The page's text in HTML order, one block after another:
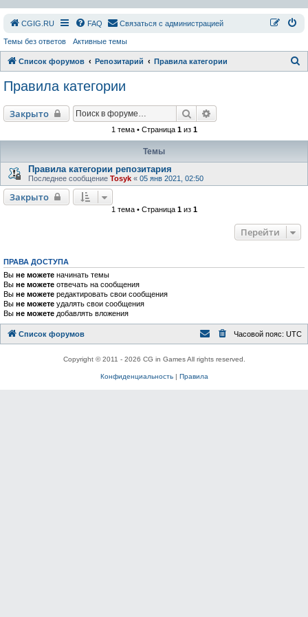
СGIG.RU FAQ Связаться с администрацией
Темы без ответов Активные темы
Список форумов Репозитарий Правила категории
Правила категории
Закрыто Поиск
1 тема • Страница 1из 1
Темы
Правила категории репозитария
Последнее сообщение Tosyk « 05 янв 2021, 02:50
Закрыто
1 тема • Страница 1из 1
Перейти
ПРАВА ДОСТУПА
Вы не можете начинать темы
Вы не можете отвечать на сообщения
Вы не можете редактировать свои сообщения
Вы не можете удалять свои сообщения
Вы не можете добавлять вложения
Список форумов Часовой пояс: UTC
Copyright © 2011 - 2026 CG in Games All rights reserved.
Конфиденциальность| Правила